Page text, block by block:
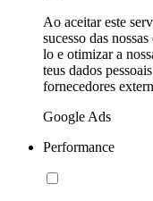
Ao aceitar este
sucesso das
lo e otimizar a
teus dados
fornecedores
Google Ads
Performance